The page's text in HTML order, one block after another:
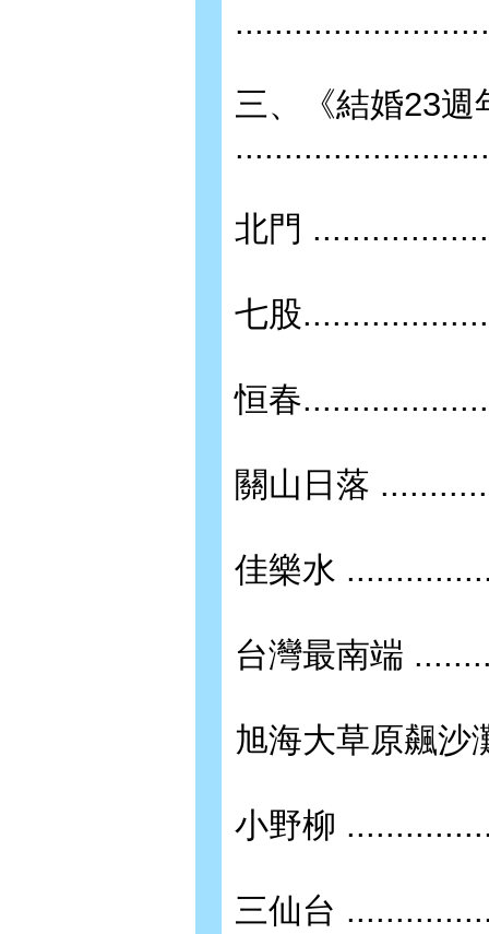
三、《結婚23週
北門
七股
恒春
關山日落
佳樂水
台灣最南端
旭海大草原飆
小野柳
三仙台